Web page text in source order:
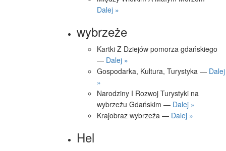
Dalej »
wybrzeże
Kartki Z Dziejów pomorza gdańskiego
— Dalej »
Gospodarka, Kultura, Turystyka — Dalej
»
Narodziny I Rozwoj Turystyki na
wybrzeżu Gdańskim — Dalej »
Krajobraz wybrzeża — Dalej »
Hel